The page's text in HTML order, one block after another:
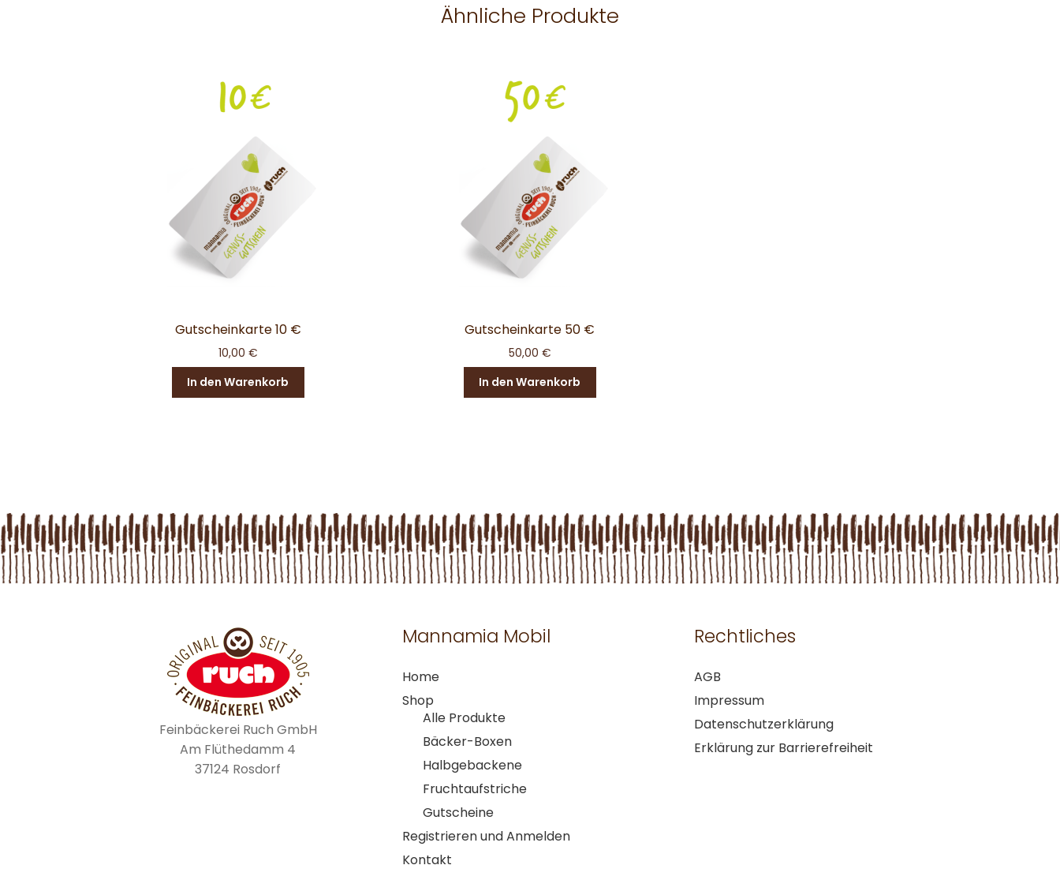
Ähnliche Produkte
Gutscheinkarte 10 €
10,00 €
In den Warenkorb
Gutscheinkarte 50 €
50,00 €
In den Warenkorb
Feinbäckerei Ruch GmbH
Am Flüthedamm 4
37124 Rosdorf
Mannamia Mobil
Home
Shop
Alle Produkte
Bäcker-Boxen
Halbgebackene
Fruchtaufstriche
Gutscheine
Registrieren und Anmelden
Kontakt
Rechtliches
AGB
Impressum
Datenschutzerklärung
Erklärung zur Barrierefreiheit